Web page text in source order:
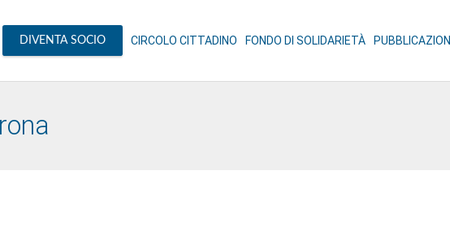
DIVENTA SOCIO CIRCOLO CITTADINO FONDO DI SOLIDARIETÀ PUBBLICAZIONI